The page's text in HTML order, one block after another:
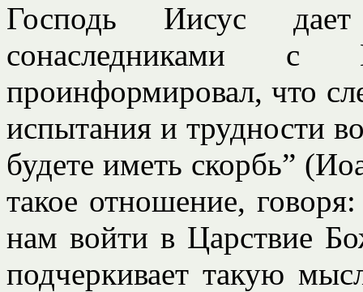
Господь Иисус
проинформировал, что
испытания и трудности
будете иметь скорбь”
такое отношение,
нам войти в Царствие
подчеркивает такую